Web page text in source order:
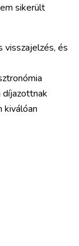
sikerült
visszajelzés, és
díjazottnak
kiválóan